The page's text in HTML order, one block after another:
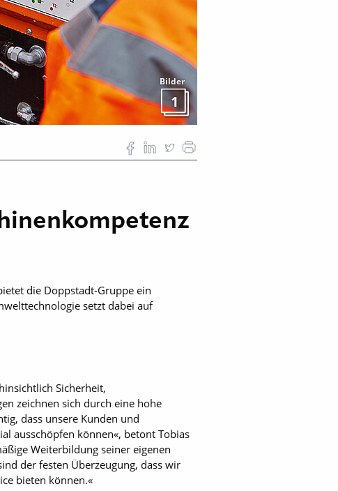
Bilder
1
die Doppstadt-Gruppe ein
setzt dabei auf
Sicherheit,
zeichnen sich durch eine hohe
dass unsere Kunden und
ausschöpfen können«, betont Tobias
Weiterbildung seiner eigenen
der festen Überzeugung, dass wir
bieten können.«